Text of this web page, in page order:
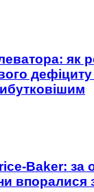
як
дефіциту
Baker: за